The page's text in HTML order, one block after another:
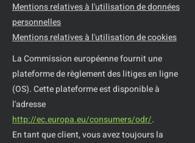
Mentions relatives à l'utilisation de données
personnelles
Mentions relatives à l'utilisation de cookies
La Commission européenne fournit une
plateforme de règlement des litiges en ligne
(OS). Cette plateforme est disponible à
l'adresse
http://ec.europa.eu/consumers/odr/.
En tant que client, vous avez toujours la